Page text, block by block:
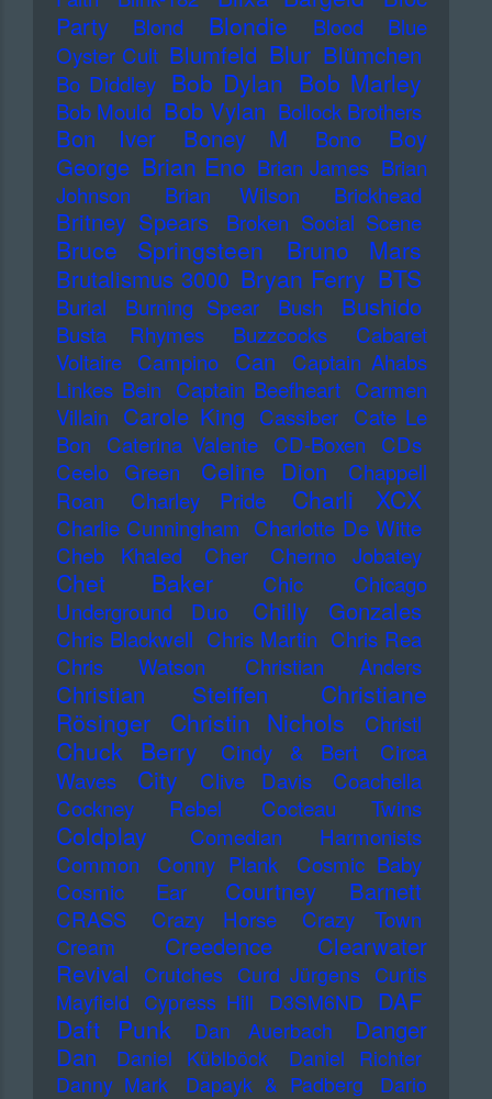
Party
Blond Blondie Blood
Blue
Oyster Cult Blumfeld Blur Blümchen
Bo Diddley Bob Dylan Bob Marley
Bob Mould Bob Vylan Bollock Brothers
Bon Iver Boney M Bono
Boy
George Brian Eno Brian James Brian
Johnson
Brian Wilson Brickhead
Britney Spears Broken Social Scene
Bruce Springsteen Bruno Mars
Brutalismus 3000 Bryan Ferry BTS
Burial Burning Spear Bush Bushido
Busta Rhymes Buzzcocks
Cabaret
Voltaire Campino Can
Captain Ahabs
Linkes Bein Captain Beefheart Carmen
Villain Carole King Cassiber Cate Le
Bon
Caterina Valente CD-Boxen
CDs
Ceelo Green
Celine Dion
Chappell
Roan
Charley Pride Charli XCX
Charlie Cunningham Charlotte De Witte
Cheb Khaled
Cher Cherno Jobatey
Chet Baker Chic
Chicago
Underground Duo
Chilly Gonzales
Chris Blackwell Chris Martin Chris Rea
Chris Watson
Christian Anders
Christian Steiffen
Christiane
Rösinger
Christin Nichols Christl
Chuck Berry Cindy & Bert
Circa
Waves
City Clive Davis
Coachella
Cockney Rebel
Cocteau Twins
Coldplay
Comedian Harmonists
Common
Conny Plank
Cosmic Baby
Cosmic Ear
Courtney Barnett
CRASS Crazy Horse Crazy Town
Cream
Creedence Clearwater
Revival
Crutches Curd Jürgens Curtis
Mayfield Cypress Hill D3SM6ND DAF
Daft Punk Dan Auerbach
Danger
Dan
Daniel Küblböck
Daniel Richter
Danny Mark
Dapayk & Padberg
Dario